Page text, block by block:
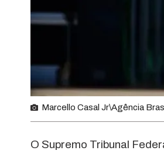
Marcello Casal Jr\Agência
O Supremo Tribunal